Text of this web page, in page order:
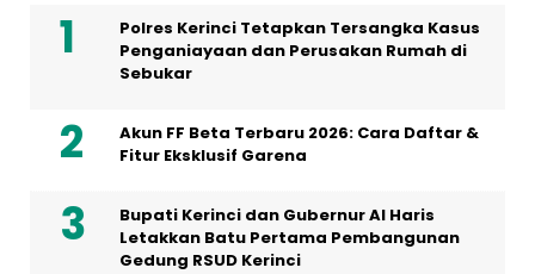
Polres Kerinci Tetapkan Tersangka Kasus
Penganiayaan dan Perusakan Rumah di
Sebukar
Akun FF Beta Terbaru 2026: Cara Daftar &
Fitur Eksklusif Garena
Bupati Kerinci dan Gubernur Al Haris
Letakkan Batu Pertama Pembangunan
Gedung RSUD Kerinci